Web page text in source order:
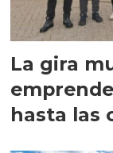
La gira
hasta las